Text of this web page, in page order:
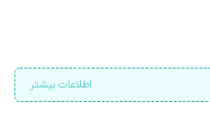
اطلاعات بیشتر